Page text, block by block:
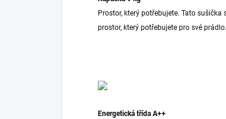
Prostor, který potřebujete. Tato
prostor, který potřebujete pro své prádlo.
Energetická třída A++